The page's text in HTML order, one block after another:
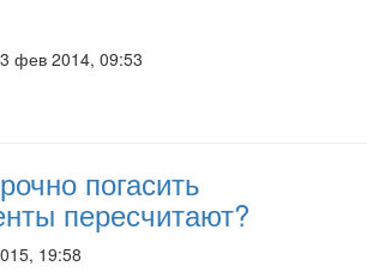
фев 2014, 09:53
погасить
пересчитают?
19:58